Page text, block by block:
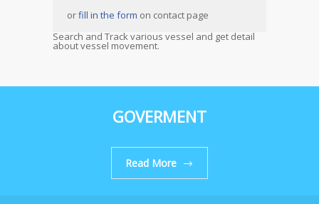
orfill in the form on contact page
Search and Track various vessel and get detail
about vessel movement.
GOVERMENT
Read More